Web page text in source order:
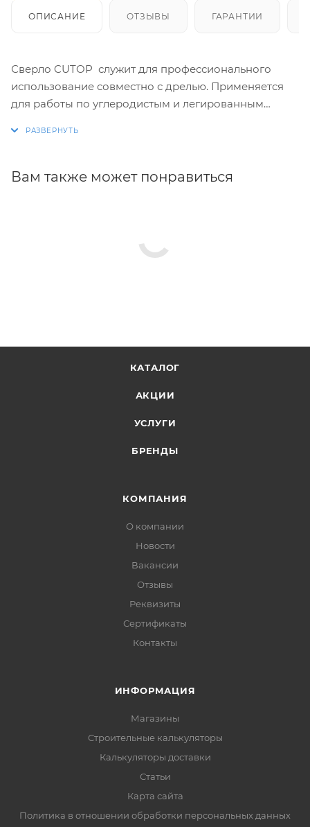
ОПИСАНИЕ ОТЗЫВЫ ГАРАНТИИ
Сверло CUTOP служит для профессионального
использование совместно с дрелью. Применяется
для работы по углеродистым и легированным
благодаря чему отличается высокой
Вам также может понравиться
КАТАЛОГ
АКЦИИ
УСЛУГИ
БРЕНДЫ
КОМПАНИЯ
О компании
Новости
Вакансии
Отзывы
Реквизиты
Сертификаты
Контакты
ИНФОРМАЦИЯ
Магазины
Строительные калькуляторы
Калькуляторы доставки
Статьи
Карта сайта
Политика в отношении обработки персональных данных